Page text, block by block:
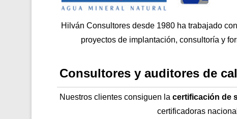
Hilván Consultores desde 1980 ha trabajado con
proyectos de implantación, consultoría y
Consultores y auditores de
Nuestros clientes consiguen la certificación de
certificadoras